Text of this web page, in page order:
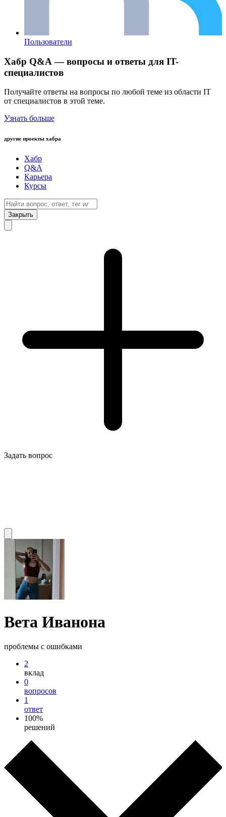
Пользователи
Хабр Q&A — вопросы и ответы для IT-
специалистов
Получайте ответы на вопросы по любой теме из области IT
от специалистов в этой теме.
Узнать больше
другие проекты хабра
Хабр
Q&A
Карьера
Курсы
Закрыть
Задать вопрос
Вета Иванона
проблемы с ошибками
2
вклад
0
вопросов
1
ответ
100%
решений